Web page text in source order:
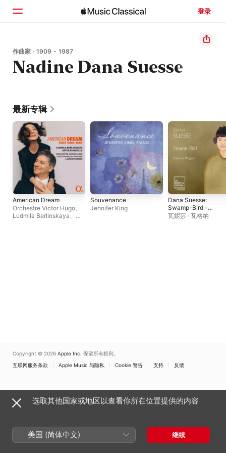
登录
主页
浏览
作曲家 · 1909 - 1987
Nadine Dana Suesse
最新专辑
American Dream
Orchestre Victor Hugo、
Ludmila Berlinskaya、
Souvenance
Jennifer King
Dana Suesse:
Swamp-Bird -
Single
瓦妮莎 · 瓦格纳
Copyright © 2026 Apple Inc. 保留所有权利。
互联网服务条款
Apple Music 与隐私 Cookie 警告 支持 反馈
选取其他国家或地区以查看你所在位置提供的内容
美国 (简体中文) 继续